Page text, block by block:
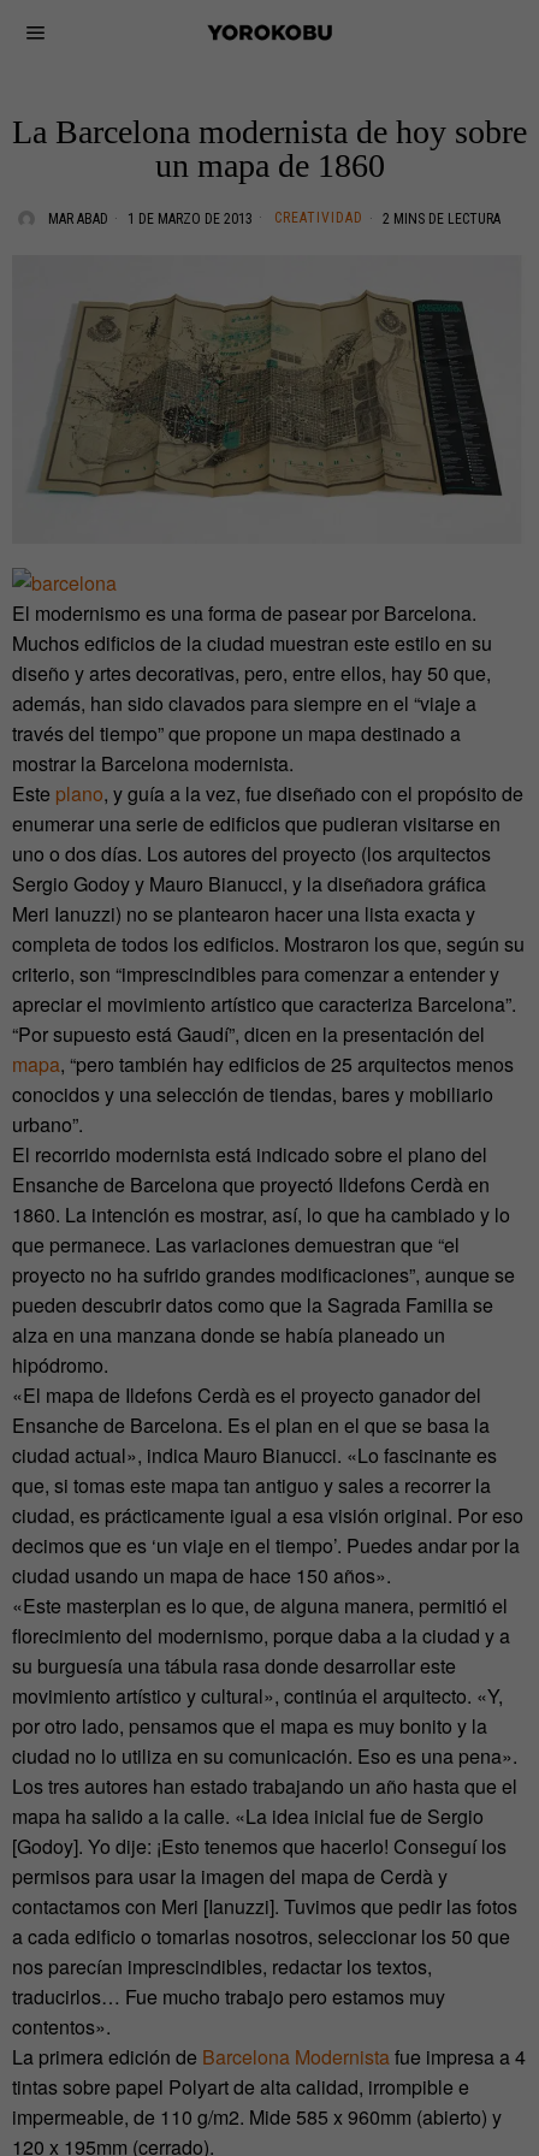
La Barcelona modernista de hoy sobre
un mapa de 1860
MAR ABAD 1 DE MARZO DE 2013 CREATIVIDAD 2 MINS DE LECTURA
El modernismo es una forma de pasear por Barcelona.
Muchos edificios de la ciudad muestran este estilo en su
diseño y artes decorativas, pero, entre ellos, hay 50 que,
además, han sido clavados para siempre en el “viaje a
través del tiempo” que propone un mapa destinado a
mostrar la Barcelona modernista.
Este plano, y guía a la vez, fue diseñado con el propósito de
enumerar una serie de edificios que pudieran visitarse en
uno o dos días. Los autores del proyecto (los arquitectos
Sergio Godoy y Mauro Bianucci, y la diseñadora gráfica
Meri Ianuzzi) no se plantearon hacer una lista exacta y
completa de todos los edificios. Mostraron los que, según su
criterio, son “imprescindibles para comenzar a entender y
apreciar el movimiento artístico que caracteriza Barcelona”.
“Por supuesto está Gaudí”, dicen en la presentación del
mapa, “pero también hay edificios de 25 arquitectos menos
conocidos y una selección de tiendas, bares y mobiliario
urbano”.
El recorrido modernista está indicado sobre el plano del
Ensanche de Barcelona que proyectó Ildefons Cerdà en
1860. La intención es mostrar, así, lo que ha cambiado y lo
que permanece. Las variaciones demuestran que “el
proyecto no ha sufrido grandes modificaciones”, aunque se
pueden descubrir datos como que la Sagrada Familia se
alza en una manzana donde se había planeado un
hipódromo.
«El mapa de Ildefons Cerdà es el proyecto ganador del
Ensanche de Barcelona. Es el plan en el que se basa la
ciudad actual», indica Mauro Bianucci. «Lo fascinante es
que, si tomas este mapa tan antiguo y sales a recorrer la
ciudad, es prácticamente igual a esa visión original. Por eso
decimos que es ‘un viaje en el tiempo’. Puedes andar por la
ciudad usando un mapa de hace 150 años».
«Este masterplan es lo que, de alguna manera, permitió el
florecimiento del modernismo, porque daba a la ciudad y a
su burguesía una tábula rasa donde desarrollar este
movimiento artístico y cultural», continúa el arquitecto. «Y,
por otro lado, pensamos que el mapa es muy bonito y la
ciudad no lo utiliza en su comunicación. Eso es una pena».
Los tres autores han estado trabajando un año hasta que el
mapa ha salido a la calle. «La idea inicial fue de Sergio
[Godoy]. Yo dije: ¡Esto tenemos que hacerlo! Conseguí los
permisos para usar la imagen del mapa de Cerdà y
contactamos con Meri [Ianuzzi]. Tuvimos que pedir las fotos
a cada edificio o tomarlas nosotros, seleccionar los 50 que
nos parecían imprescindibles, redactar los textos,
traducirlos… Fue mucho trabajo pero estamos muy
contentos».
La primera edición de Barcelona Modernistafue impresa a 4
tintas sobre papel Polyart de alta calidad, irrompible e
impermeable, de 110 g/m2. Mide 585 x 960mm (abierto) y
120 x 195mm (cerrado).